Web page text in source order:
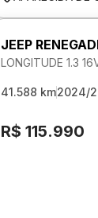
JEEP
LONGITUDE 1.3
41.588 km2024/
R$ 115.990